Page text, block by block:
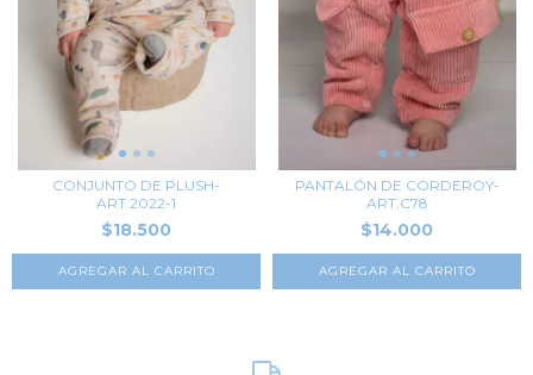
CONJUNTO DE PLUSH-
ART.2022-1
$18.500
AGREGAR AL CARRITO
PANTALÓN DE CORDEROY-
ART.C78
$14.000
AGREGAR AL CARRITO